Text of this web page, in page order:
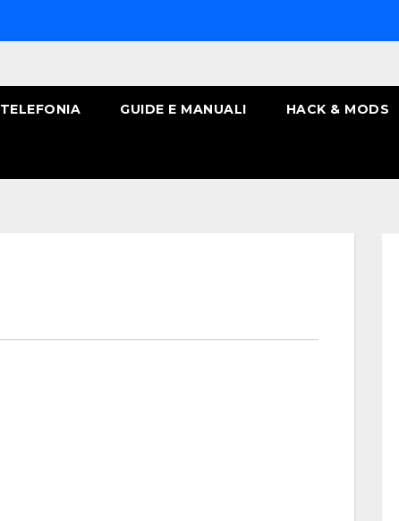
TELEFONIA GUIDE E MANUALI HACK & MODS